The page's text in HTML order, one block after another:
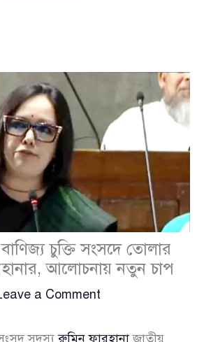
বাণিজ্য চুক্তি সংসদে তোলার
আলোচনায় নতুন চাপ
a Comment
সংসদ সদস্যরুমিন ফারহানাজাতীয়